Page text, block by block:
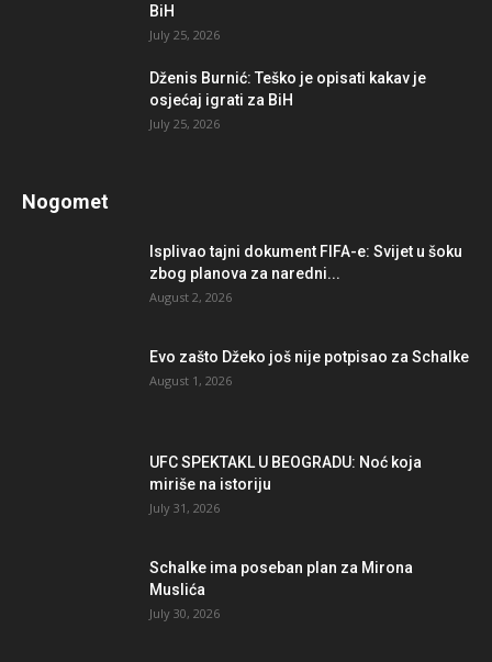
BiH
July 25, 2026
Dženis Burnić: Teško je opisati kakav je
osjećaj igrati za BiH
July 25, 2026
Nogomet
Isplivao tajni dokument FIFA-e: Svijet u šoku
zbog planova za naredni...
August 2, 2026
Evo zašto Džeko još nije potpisao za Schalke
August 1, 2026
UFC SPEKTAKL U BEOGRADU: Noć koja
miriše na istoriju
July 31, 2026
Schalke ima poseban plan za Mirona
Muslića
July 30, 2026